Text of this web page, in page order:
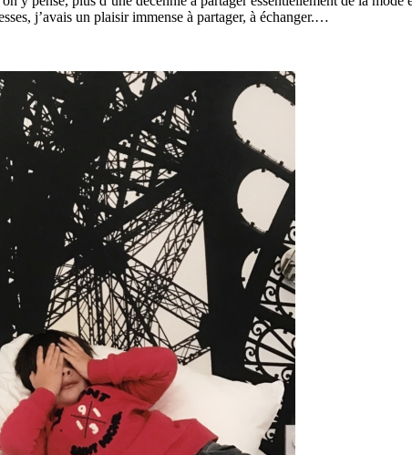
j’avais un plaisir immense à partager, à échanger.…